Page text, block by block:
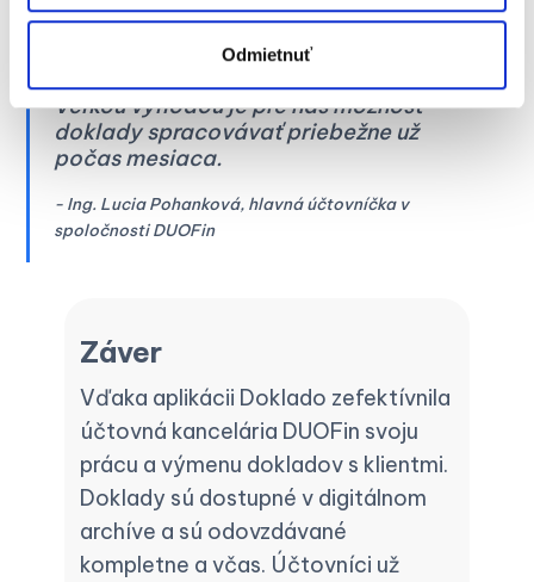
Odmietnuť
krok k úplnej digitalizácii účtovníctva.
Naši klienti oceňujú, že majú online
Veľkou výhodou je pre nás možnosť
doklady spracovávať priebežne už
počas mesiaca.
- Ing. Lucia Pohanková, hlavná účtovníčka v
spoločnosti DUOFin
Záver
Vďaka aplikácii Doklado zefektívnila
účtovná kancelária DUOFin svoju
prácu a výmenu dokladov s klientmi.
Doklady sú dostupné v digitálnom
archíve a sú odovzdávané
kompletne a včas. Účtovníci už